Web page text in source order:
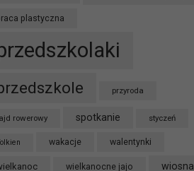
plastyczna
przyroda
rowerowy spotkanie styczeń
wakacje walentynki
wielkanocne jajo wiosna